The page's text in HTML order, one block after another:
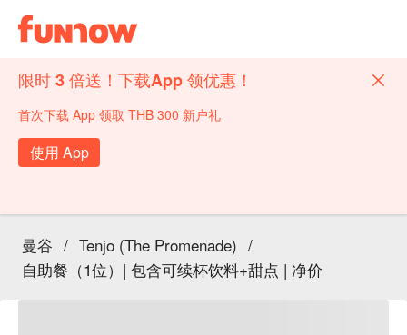
限时 3 倍送！下载App 领优惠！
首次下载 App 领取 THB 300 新户礼
使用 App
曼谷 / Tenjo (The Promenade) /
自助餐（1位）| 包含可续杯饮料+甜点 | 净价